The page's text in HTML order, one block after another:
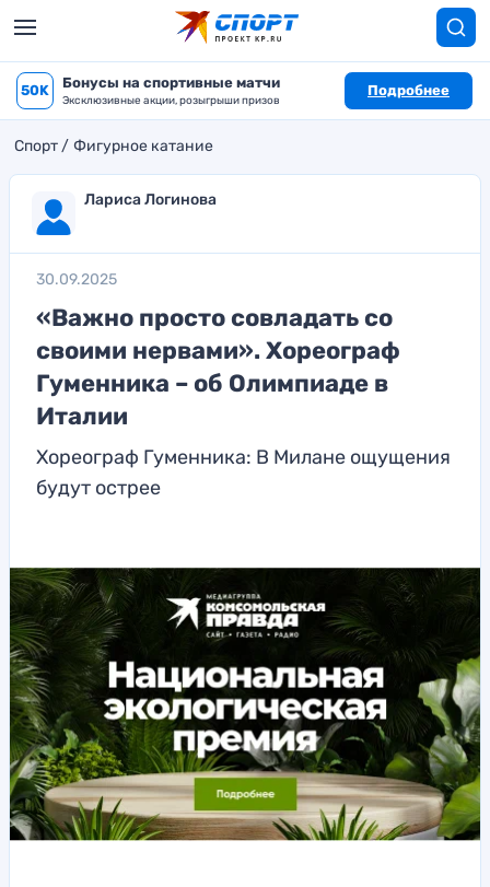
50K Бонусы на спортивные матчи
Эксклюзивные акции, розыгрыши призов
Подробнее
Спорт Фигурное катание
Лариса Логинова
30.09.2025
«Важно просто совладать со
своими нервами». Хореограф
Гуменника – об Олимпиаде в
Италии
Хореограф Гуменника: В Милане ощущения
будут острее